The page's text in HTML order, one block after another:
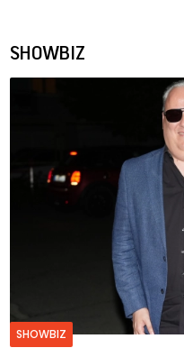
SHOWBIZ
SHOWBIZ